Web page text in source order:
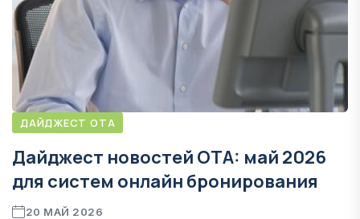
ДАЙДЖЕСТ OTA
Дайджест новостей OTA: май 2026
для систем онлайн бронирования
20 МАЙ 2026